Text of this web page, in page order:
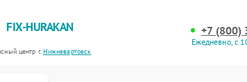
FIX-HURAKAN
центр г.Нижневартовск
+7 (800)
Ежедневно, с